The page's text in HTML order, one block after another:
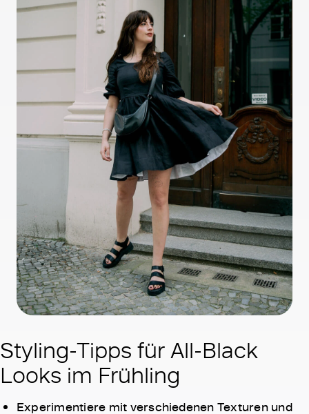
Styling-Tipps für All-Black
Looks im Frühling
Experimentiere mit verschiedenen Texturen und